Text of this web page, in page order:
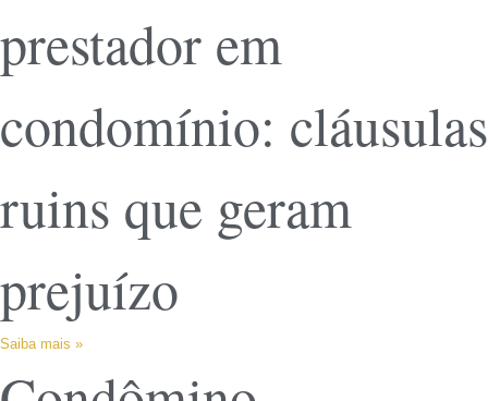
prestador em
condomínio: cláusulas
ruins que geram
prejuízo
Saiba mais »